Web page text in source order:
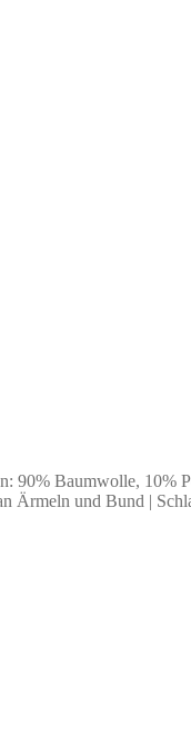
90% Baumwolle, 10%
Ärmeln und Bund |